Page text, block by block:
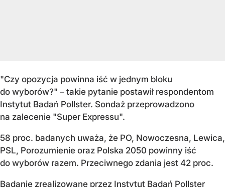
"Czy opozycja powinna iść w jednym bloku
do wyborów?" – takie pytanie postawił respondentom
Instytut Badań Pollster. Sondaż przeprowadzono
na zalecenie "Super Expressu".
58 proc. badanych uważa, że PO, Nowoczesna, Lewica,
PSL, Porozumienie oraz Polska 2050 powinny iść
do wyborów razem. Przeciwnego zdania jest 42 proc.
Badanie zrealizowane przez Instytut Badań Pollster